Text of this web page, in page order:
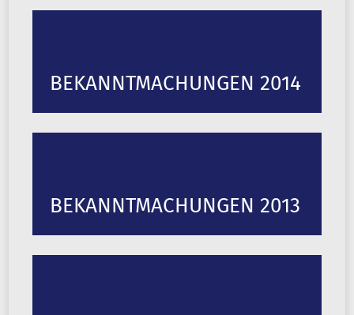
BEKANNTMACHUNGEN 2014
BEKANNTMACHUNGEN 2013